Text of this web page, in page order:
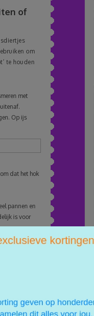
of
om
te houden
met
Op ijs
dat het hok
pannen en
is voor
en
op de